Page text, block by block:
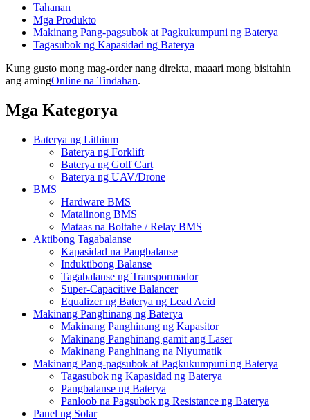
Tahanan
Mga Produkto
Makinang Pang-pagsubok at Pagkukumpuni ng Baterya
Tagasubok ng Kapasidad ng Baterya
Kung gusto mong mag-order nang direkta, maaari mong bisitahin
ang amingOnline na Tindahan.
Mga Kategorya
Baterya ng Lithium
Baterya ng Forklift
Baterya ng Golf Cart
Baterya ng UAV/Drone
BMS
Hardware BMS
Matalinong BMS
Mataas na Boltahe / Relay BMS
Aktibong Tagabalanse
Kapasidad na Pangbalanse
Induktibong Balanse
Tagabalanse ng Transpormador
Super-Capacitive Balancer
Equalizer ng Baterya ng Lead Acid
Makinang Panghinang ng Baterya
Makinang Panghinang ng Kapasitor
Makinang Panghinang gamit ang Laser
Makinang Panghinang na Niyumatik
Makinang Pang-pagsubok at Pagkukumpuni ng Baterya
Tagasubok ng Kapasidad ng Baterya
Pangbalanse ng Baterya
Panloob na Pagsubok ng Resistance ng Baterya
Panel ng Solar